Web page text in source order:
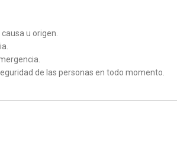
u origen.
de las personas en todo momento.